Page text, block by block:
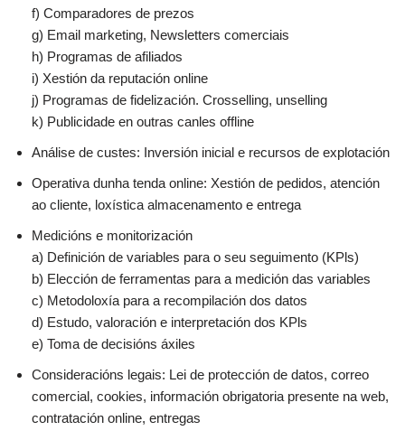
f) Comparadores de prezos
g) Email marketing, Newsletters comerciais
h) Programas de afiliados
i) Xestión da reputación online
j) Programas de fidelización. Crosselling, unselling
k) Publicidade en outras canles offline
Análise de custes: Inversión inicial e recursos de explotación
Operativa dunha tenda online: Xestión de pedidos, atención
ao cliente, loxística almacenamento e entrega
Medicións e monitorización
a) Definición de variables para o seu seguimento (KPls)
b) Elección de ferramentas para a medición das variables
c) Metodoloxía para a recompilación dos datos
d) Estudo, valoración e interpretación dos KPls
e) Toma de decisións áxiles
Consideracións legais: Lei de protección de datos, correo
comercial, cookies, información obrigatoria presente na web,
contratación online, entregas